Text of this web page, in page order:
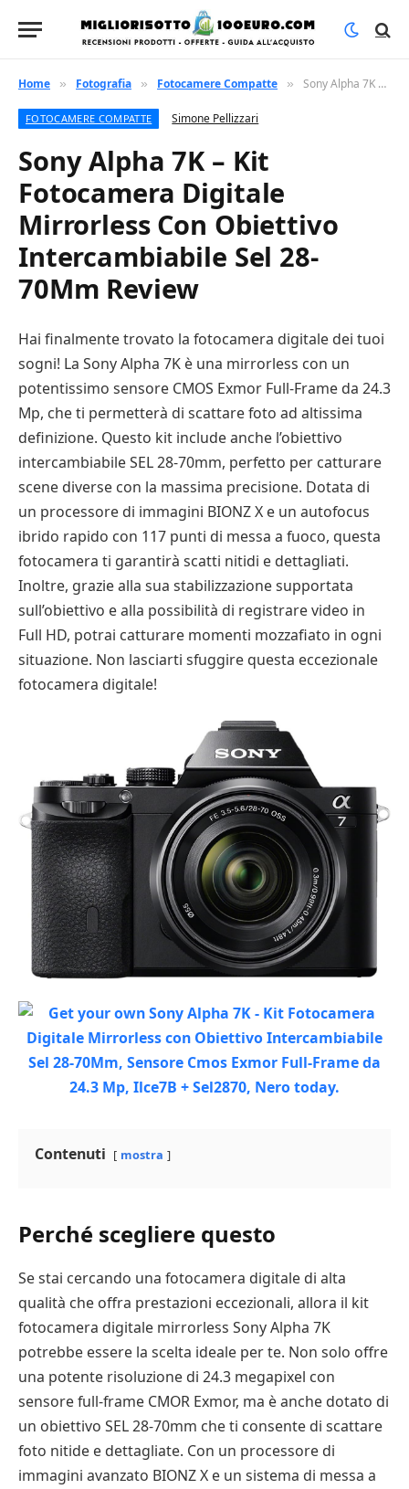
Home » Fotografia » Fotocamere Compatte » Sony Alpha 7K – Kit Fotocamera Digitale Mirrorless Con Obiettivo Intercambiabile Sel 28-70Mm Review
FOTOCAMERE COMPATTE Simone Pellizzari
Sony Alpha 7K – Kit
Fotocamera Digitale
Mirrorless Con Obiettivo
Intercambiabile Sel 28-
70Mm Review
Hai finalmente trovato la fotocamera digitale dei tuoi
sogni! La Sony Alpha 7K è una mirrorless con un
potentissimo sensore CMOS Exmor Full-Frame da 24.3
Mp, che ti permetterà di scattare foto ad altissima
definizione. Questo kit include anche l’obiettivo
intercambiabile SEL 28-70mm, perfetto per catturare
scene diverse con la massima precisione. Dotata di
un processore di immagini BIONZ X e un autofocus
ibrido rapido con 117 punti di messa a fuoco, questa
fotocamera ti garantirà scatti nitidi e dettagliati.
Inoltre, grazie alla sua stabilizzazione supportata
sull’obiettivo e alla possibilità di registrare video in
Full HD, potrai catturare momenti mozzafiato in ogni
situazione. Non lasciarti sfuggire questa eccezionale
fotocamera digitale!
Contenuti mostra
Perché scegliere questo
Se stai cercando una fotocamera digitale di alta
qualità che offra prestazioni eccezionali, allora il kit
fotocamera digitale mirrorless Sony Alpha 7K
potrebbe essere la scelta ideale per te. Non solo offre
una potente risoluzione di 24.3 megapixel con
sensore full-frame CMOR Exmor, ma è anche dotato di
un obiettivo SEL 28-70mm che ti consente di scattare
foto nitide e dettagliate. Con un processore di
immagini avanzato BIONZ X e un sistema di messa a